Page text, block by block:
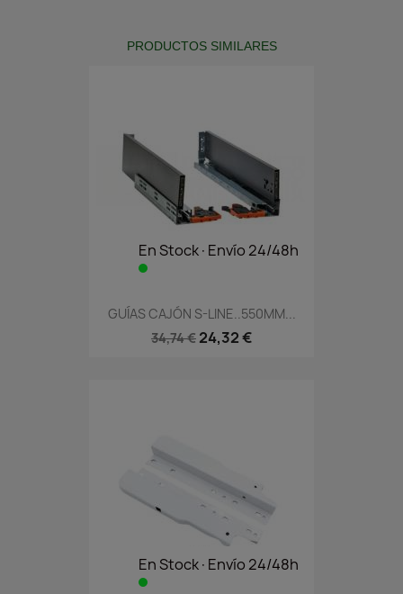
PRODUCTOS SIMILARES
En Stock·Envío 24/48h
GUÍAS CAJÓN S-LINE..550MM...
34,74 € 24,32 €
En Stock·Envío 24/48h